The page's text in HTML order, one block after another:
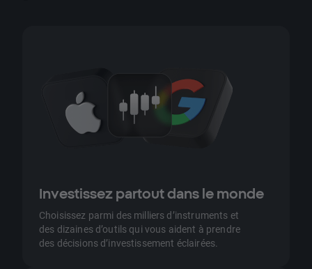
Investissez partout dans le monde
Choisissez parmi des milliers d’instruments et
des dizaines d’outils qui vous aident à prendre
des décisions d’investissement éclairées.